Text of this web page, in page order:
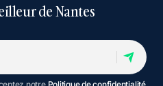
de Nantes